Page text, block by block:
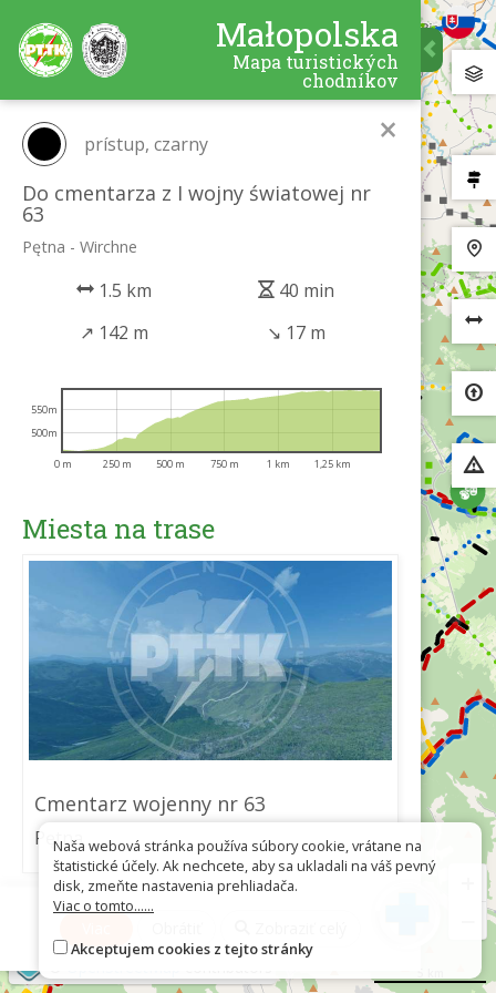
Małopolska
Mapa turistických
chodníkov
×
prístup, czarny
Do cmentarza z I wojny światowej nr
63
Pętna - Wirchne
1.5 km
40 min
↗ 142 m ↘ 17 m
0 m 250 m 500 m 750 m 1 km 1,25 km
500m
550m
Miesta na trase
Cmentarz wojenny nr 63
Pętna
Naša webová stránka používa súbory cookie, vrátane na
štatistické účely. Ak nechcete, aby sa ukladali na váš pevný
disk, zmeňte nastavenia prehliadača.
Viac o tomto......
Akceptujem cookies z tejto stránky